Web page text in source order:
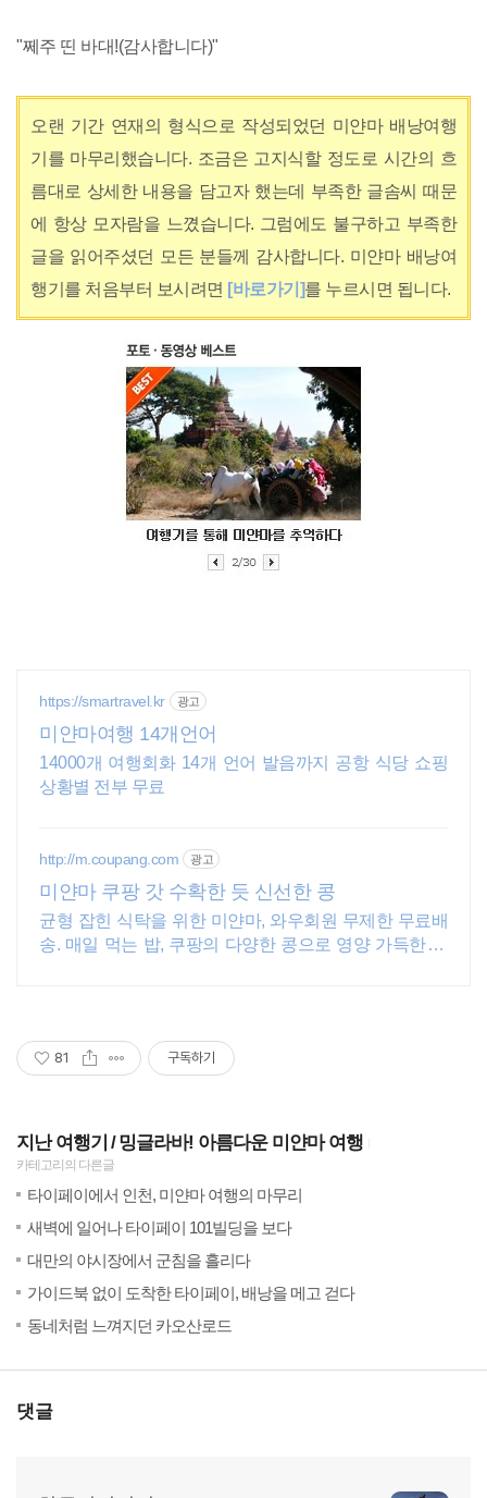
"쩨주 띤 바대!(감사합니다)"
오랜 기간 연재의 형식으로 작성되었던 미얀마 배낭여행
기를 마무리했습니다. 조금은 고지식할 정도로 시간의 흐
름대로 상세한 내용을 담고자 했는데 부족한 글솜씨 때문
에 항상 모자람을 느꼈습니다. 그럼에도 불구하고 부족한
글을 읽어주셨던 모든 분들께 감사합니다. 미얀마 배낭여
행기를 처음부터 보시려면 [바로가기]를 누르시면 됩니다.
https://smartravel.kr 광고
미얀마여행 14개언어
14000개 여행회화 14개 언어 발음까지 공항 식당 쇼핑
상황별 전부 무료
http://m.coupang.com 광고
미얀마 쿠팡 갓 수확한 듯 신선한 콩
균형 잡힌 식탁을 위한 미얀마, 와우회원 무제한 무료배
송. 매일 먹는 밥, 쿠팡의 다양한 콩으로 영양 가득한 한
81 구독하기
지난 여행기 밍글라바! 아름다운 미얀마 여행
카테고리의 다른글
타이페이에서 인천, 미얀마 여행의 마무리
새벽에 일어나 타이페이 101빌딩을 보다
대만의 야시장에서 군침을 흘리다
가이드북 없이 도착한 타이페이, 배낭을 메고 걷다
동네처럼 느껴지던 카오산로드
댓글